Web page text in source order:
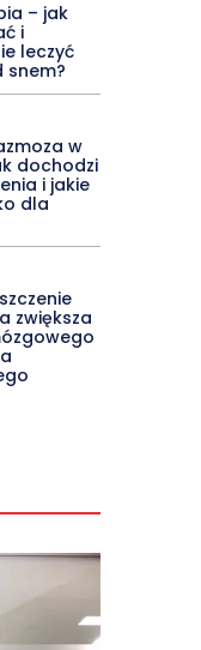
– jak
i
leczyć
snem?
w
dochodzi
i jakie
dla
zwiększa